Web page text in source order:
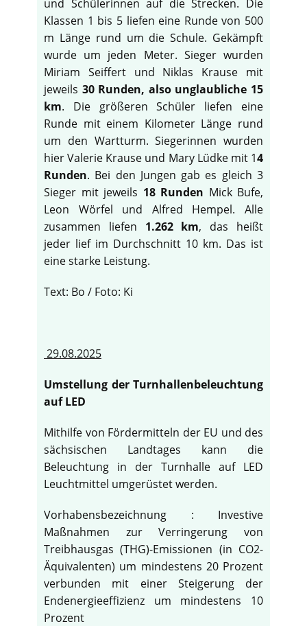
und Schülerinnen auf die Strecken. Die
Klassen 1 bis 5 liefen eine Runde von 500
m Länge rund um die Schule. Gekämpft
wurde um jeden Meter. Sieger wurden
Miriam Seiffert und Niklas Krause mit
jeweils 30 Runden, also unglaubliche 15
km. Die größeren Schüler liefen eine
Runde mit einem Kilometer Länge rund
um den Wartturm. Siegerinnen wurden
hier Valerie Krause und Mary Lüdke mit 14
Runden. Bei den Jungen gab es gleich 3
Sieger mit jeweils 18 Runden Mick Bufe,
Leon Wörfel und Alfred Hempel. Alle
zusammen liefen 1.262 km, das heißt
jeder lief im Durchschnitt 10 km. Das ist
eine starke Leistung.
Text: Bo / Foto: Ki
29.08.2025
Umstellung der Turnhallenbeleuchtung
auf LED
Mithilfe von Fördermitteln der EU und des
sächsischen Landtages kann die
Beleuchtung in der Turnhalle auf LED
Leuchtmittel umgerüstet werden.
Vorhabensbezeichnung : Investive
Maßnahmen zur Verringerung von
Treibhausgas (THG)-Emissionen (in CO2-
Äquivalenten) um mindestens 20 Prozent
verbunden mit einer Steigerung der
Endenergieeffizienz um mindestens 10
Prozent